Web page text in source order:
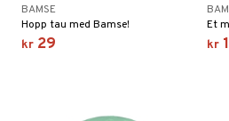
BAMSE
Hopp tau med Bamse!
kr 29 kr